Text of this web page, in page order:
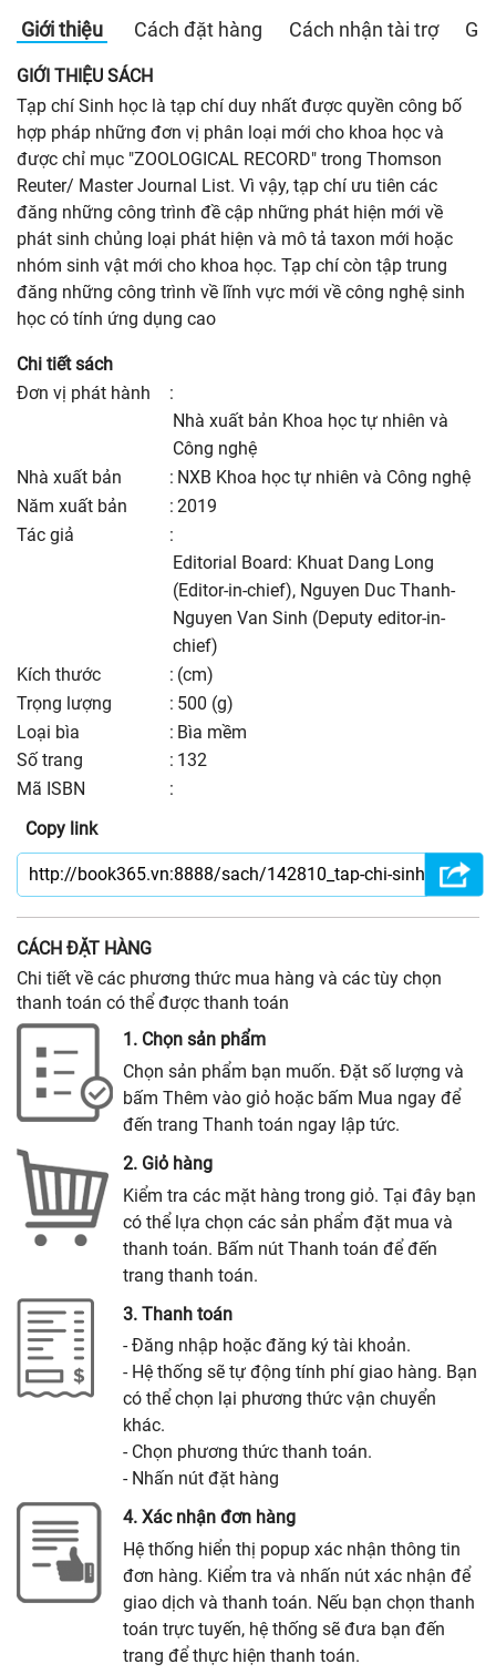
Giới thiệu Cách đặt hàng Cách nhận tài trợ
GIỚI THIỆU SÁCH
Tạp chí Sinh học là tạp chí duy nhất được quyền công bố
hợp pháp những đơn vị phân loại mới cho khoa học và
được chỉ mục "ZOOLOGICAL RECORD" trong Thomson
Reuter/ Master Journal List. Vì vậy, tạp chí ưu tiên các
đăng những công trình đề cập những phát hiện mới về
phát sinh chủng loại phát hiện và mô tả taxon mới hoặc
nhóm sinh vật mới cho khoa học. Tạp chí còn tập trung
đăng những công trình về lĩnh vực mới về công nghệ sinh
học có tính ứng dụng cao
Chi tiết sách
Đơn vị phát hành
:
Nhà xuất bản Khoa học tự nhiên và
Công nghệ
nhà xuất bản
: NXB Khoa học tự nhiên và Công nghệ
năm xuất bản
: 2019
Tác giả
:
Editorial Board: Khuat Dang Long
(Editor-in-chief), Nguyen Duc Thanh-
Nguyen Van Sinh (Deputy editor-in-
chief)
kích thước
: (cm)
trọng lượng
: 500 (g)
Loại bìa
: Bìa mềm
số trang
: 132
Mã ISBN
:
Copy link
CÁCH ĐẶT HÀNG
Chi tiết về các phương thức mua hàng và các tùy chọn
thanh toán có thể được thanh toán
1. Chọn sản phẩm
Chọn sản phẩm bạn muốn. Đặt số lượng và
bấm Thêm vào giỏ hoặc bấm Mua ngay để
đến trang Thanh toán ngay lập tức.
2. Giỏ hàng
Kiểm tra các mặt hàng trong giỏ. Tại đây bạn
có thể lựa chọn các sản phẩm đặt mua và
thanh toán. Bấm nút Thanh toán để đến
trang thanh toán.
3. Thanh toán
- Đăng nhập hoặc đăng ký tài khoản.
- Hệ thống sẽ tự động tính phí giao hàng. Bạn
có thể chọn lại phương thức vận chuyển
khác.
- Chọn phương thức thanh toán.
- Nhấn nút đặt hàng
4. Xác nhận đơn hàng
Hệ thống hiển thị popup xác nhận thông tin
đơn hàng. Kiểm tra và nhấn nút xác nhận để
giao dịch và thanh toán. Nếu bạn chọn thanh
toán trực tuyến, hệ thống sẽ đưa bạn đến
trang để thực hiện thanh toán.